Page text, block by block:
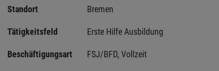
Standort
Bremen
Tätigkeitsfeld Erste Hilfe Ausbildung
Beschäftigungsart FSJ/BFD, Vollzeit